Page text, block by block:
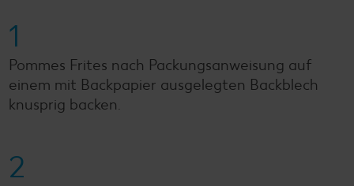
1
Pommes Frites nach Packungsanweisung auf
einem mit Backpapier ausgelegten Backblech
knusprig backen.
2